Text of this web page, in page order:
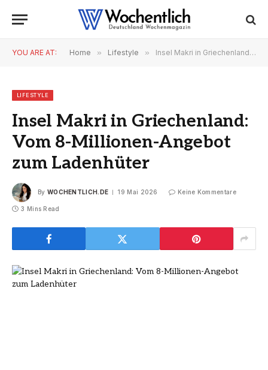
YOU ARE AT: Home » Lifestyle » Insel Makri in Griechenland: Vom 8-Millionen-Angebot zum Ladenhüter
LIFESTYLE
Insel Makri in Griechenland:
Vom 8-Millionen-Angebot
zum Ladenhüter
By WOCHENTLICH.DE 19 Mai 2026 Keine Kommentare
3 Mins Read